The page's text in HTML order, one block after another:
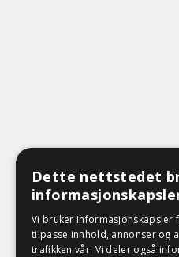
Dette nettstedet
Vi bruker informasjonskapsler
tilpasse innhold, annonser og
trafikken vår. Vi deler også